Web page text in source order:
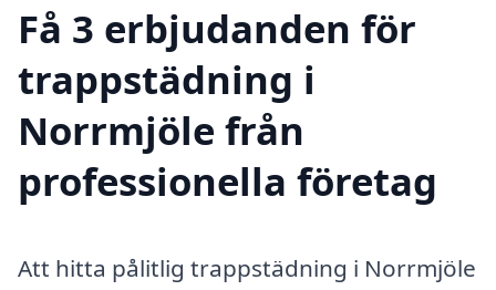
Få 3 erbjudanden för
trappstädning i
Norrmjöle från
professionella företag
Att hitta pålitlig trappstädning i Norrmjöle